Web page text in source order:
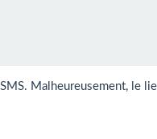
Malheureusement, le